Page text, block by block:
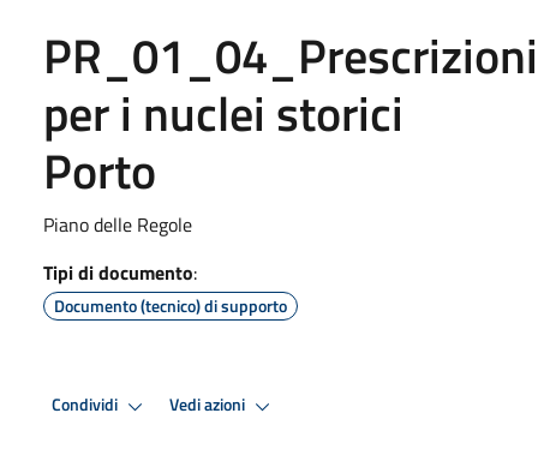
PR_01_04_Prescrizioni
per i nuclei storici
Porto
Piano delle Regole
Tipi di documento:
Documento (tecnico) di supporto
Condividi Vedi azioni